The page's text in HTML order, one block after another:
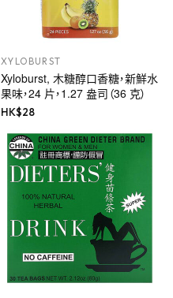
XYLOBURST
Xyloburst, 木糖醇口香糖，新鮮水
果味，24 片，1.27 盎司（36 克）
HK$28